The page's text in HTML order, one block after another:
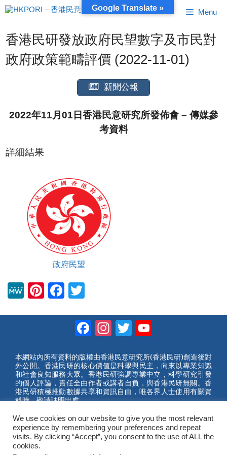
跳
至
容
Menu
香港民研發放政府民望數字及市民對
政府政策範疇評價 (2022-11-01)
新聞公報
2022年11月01日香港民意研究所發佈會 – 傳媒參
考資料
詳細結果
政府民望
M
Pi
st
F
b
o
o
k
tt
er
Facebook
Instagram
Twitter
本網站內所有資料的版權由香港民意研究所(香港民研)創造後對
外公開。香港民研的核心價值是科學與民主，向來以專業知識
和社會良知服務大眾。香港民研強調專業中立，科學研究引發
的個人評論，責任全由作者或講者自負，與香港民研無關。香
港民研積極推動數據共享和資訊自由，唯各界人士使用有關資
料時，敬請註明出處。
2023 © Hong Kong Public Opinion Research Institute
香港民意研究所 |網站使用條款(英文)
We use cookies on our website to give you the most relevant
experience by remembering your preferences and repeat
visits. By clicking “Accept”, you consent to the use of ALL the
cookies.
Google Translate »